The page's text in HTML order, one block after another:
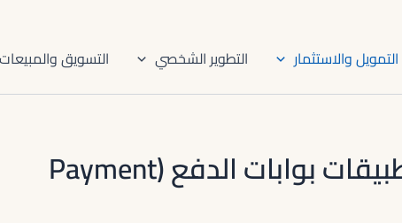
التمويل والاستثمار التطوير الشخصي التسويق والمبيعات
مقدمة إلى واجهات برمجة تطبيقات بوابات الدفع (Payment